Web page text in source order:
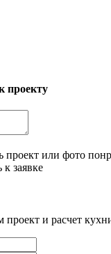
проекту
проект или фото
заявке
проект и расчет